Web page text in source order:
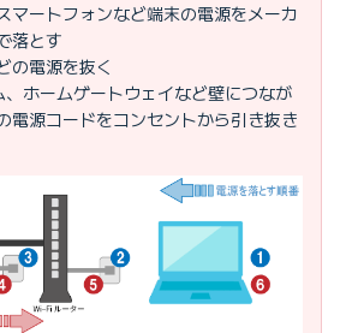
ートフォンなど端末の電源をメーカ
落とす
の電源を抜く
ホームゲートウェイなど壁につなが
電源コードをコンセントから引き抜き